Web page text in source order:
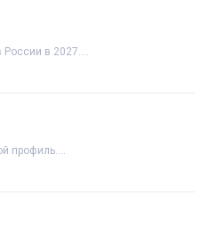
России в 2027....
профиль....